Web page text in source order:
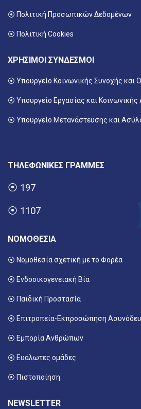
⦿ Πολιτική Προσωπικών Δεδομένων
⦿ Πολιτική Cookies
ΧΡΗΣΙΜΟΙ ΣΥΝΔΕΣΜΟΙ
⦿ Υπουργείο Κοινωνικής Συνοχής και
⦿ Υπουργείο Εργασίας και
⦿ Υπουργείο Μετανάστευσης και
ΤΗΛΕΦΩΝΙΚΕΣ ΓΡΑΜΜΕΣ
⦿ 197
⦿ 1107
ΝΟΜΟΘΕΣΙΑ
⦿ Νομοθεσία σχετική με το Φορέα
⦿ Ενδοοικογενειακή Βία
⦿ Παιδική Προστασία
⦿ Επιτροπεία-Εκπροσώπηση
⦿ Εμπορία Ανθρώπων
⦿ Ευάλωτες ομάδες
⦿ Πιστοποίηση
NEWSLETTER